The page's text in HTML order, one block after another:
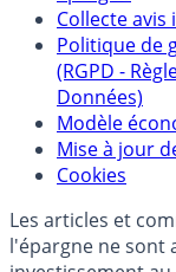
épargne
Collecte
Politique de
(RGPD -
Données)
Modèle
Mise à jour
Cookies
Les articles et